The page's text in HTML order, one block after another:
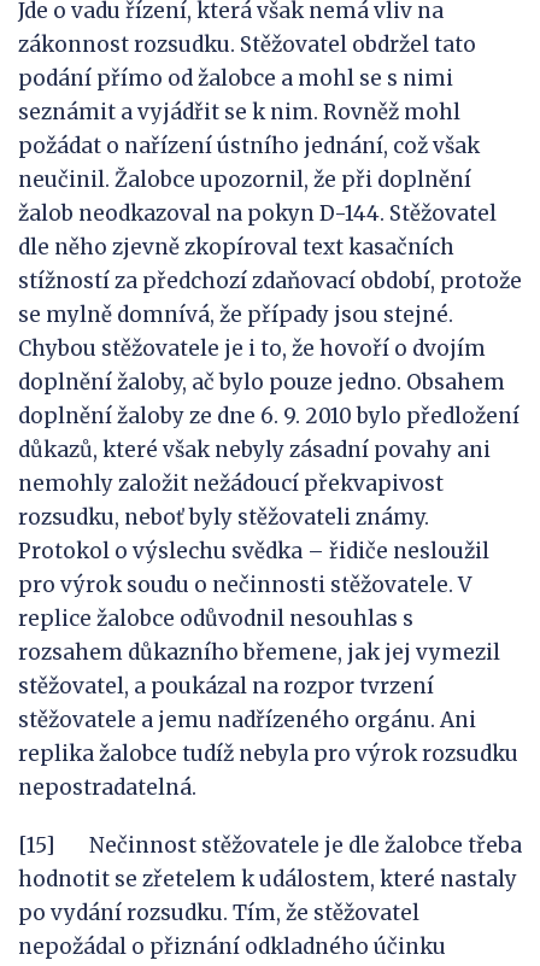
Jde o vadu řízení, která však nemá vliv na
zákonnost rozsudku. Stěžovatel obdržel tato
podání přímo od žalobce a mohl se s nimi
seznámit a vyjádřit se k nim. Rovněž mohl
požádat o nařízení ústního jednání, což však
neučinil. Žalobce upozornil, že při doplnění
žalob neodkazoval na pokyn D-144. Stěžovatel
dle něho zjevně zkopíroval text kasačních
stížností za předchozí zdaňovací období, protože
se mylně domnívá, že případy jsou stejné.
Chybou stěžovatele je i to, že hovoří o dvojím
doplnění žaloby, ač bylo pouze jedno. Obsahem
doplnění žaloby ze dne 6. 9. 2010 bylo předložení
důkazů, které však nebyly zásadní povahy ani
nemohly založit nežádoucí překvapivost
rozsudku, neboť byly stěžovateli známy.
Protokol o výslechu svědka – řidiče nesloužil
pro výrok soudu o nečinnosti stěžovatele. V
replice žalobce odůvodnil nesouhlas s
rozsahem důkazního břemene, jak jej vymezil
stěžovatel, a poukázal na rozpor tvrzení
stěžovatele a jemu nadřízeného orgánu. Ani
replika žalobce tudíž nebyla pro výrok rozsudku
nepostradatelná.
[15] Nečinnost stěžovatele je dle žalobce třeba
hodnotit se zřetelem k událostem, které nastaly
po vydání rozsudku. Tím, že stěžovatel
nepožádal o přiznání odkladného účinku